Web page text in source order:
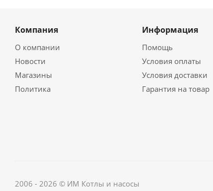
Компания
О компании
Новости
Магазины
Политика
Информация
Помощь
Условия оплаты
Условия доставки
Гарантия на товар
2006 - 2026 © ИМ Котлы и насосы